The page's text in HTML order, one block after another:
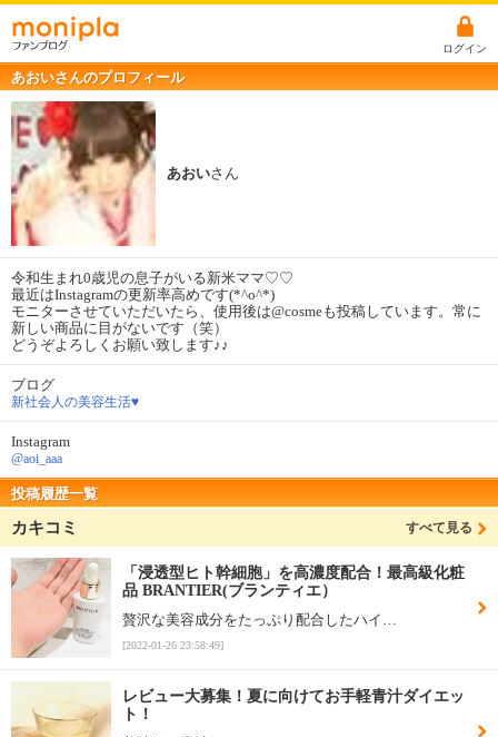
ログイン
あおいさんのプロフィール
あおいさん
令和生まれ0歳児の息子がいる新米ママ♡♡
最近はInstagramの更新率高めです(*^o^*)
モニターさせていただいたら、使用後は@cosmeも投稿しています。常に
新しい商品に目がないです（笑）
どうぞよろしくお願い致します♪♪
ブログ
新社会人の美容生活♥︎
Instagram
@aoi_aaa
投稿履歴一覧
カキコミ すべて見る
「浸透型ヒト幹細胞」を高濃度配合！最高級化粧
品 BRANTIER(ブランティエ）
贅沢な美容成分をたっぷり配合したハイ…
[2022-01-26 23:58:49]
レビュー大募集！夏に向けてお手軽青汁ダイエッ
ト！